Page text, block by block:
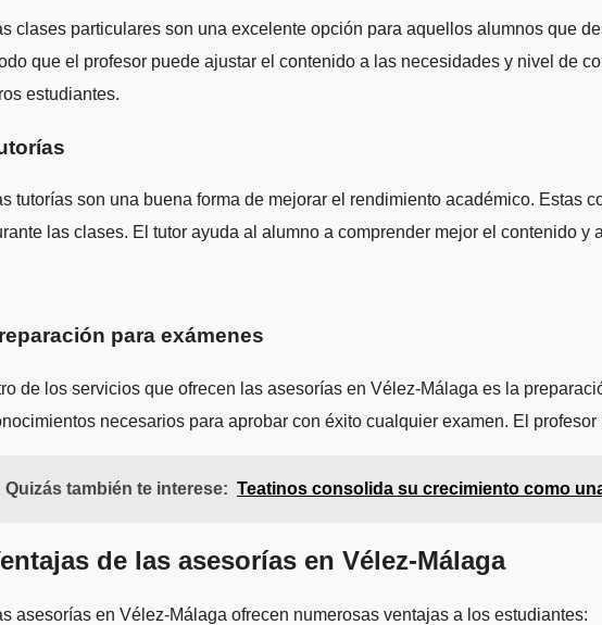
clases particulares son una excelente opción para aquellos alumnos que
que el profesor puede ajustar el contenido a las necesidades y nivel de
estudiantes.
tutorías son una buena forma de mejorar el rendimiento académico.
las clases. El tutor ayuda al alumno a comprender mejor el contenido
para exámenes
de los servicios que ofrecen las asesorías en Vélez-Málaga es la
necesarios para aprobar con éxito cualquier examen. El
Quizás también te interese: Teatinos consolida su crecimiento como
de las asesorías en Vélez-Málaga
asesorías en Vélez-Málaga ofrecen numerosas ventajas a los estudiantes: